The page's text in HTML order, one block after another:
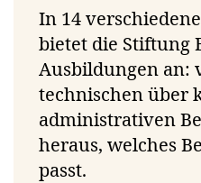
Interner
Stützunterricht
(bei Bedarf)
Moderne
In 14
bietet die Stiftung
Ausbildungen an:
technischen über
administrativen
heraus, welches
passt.